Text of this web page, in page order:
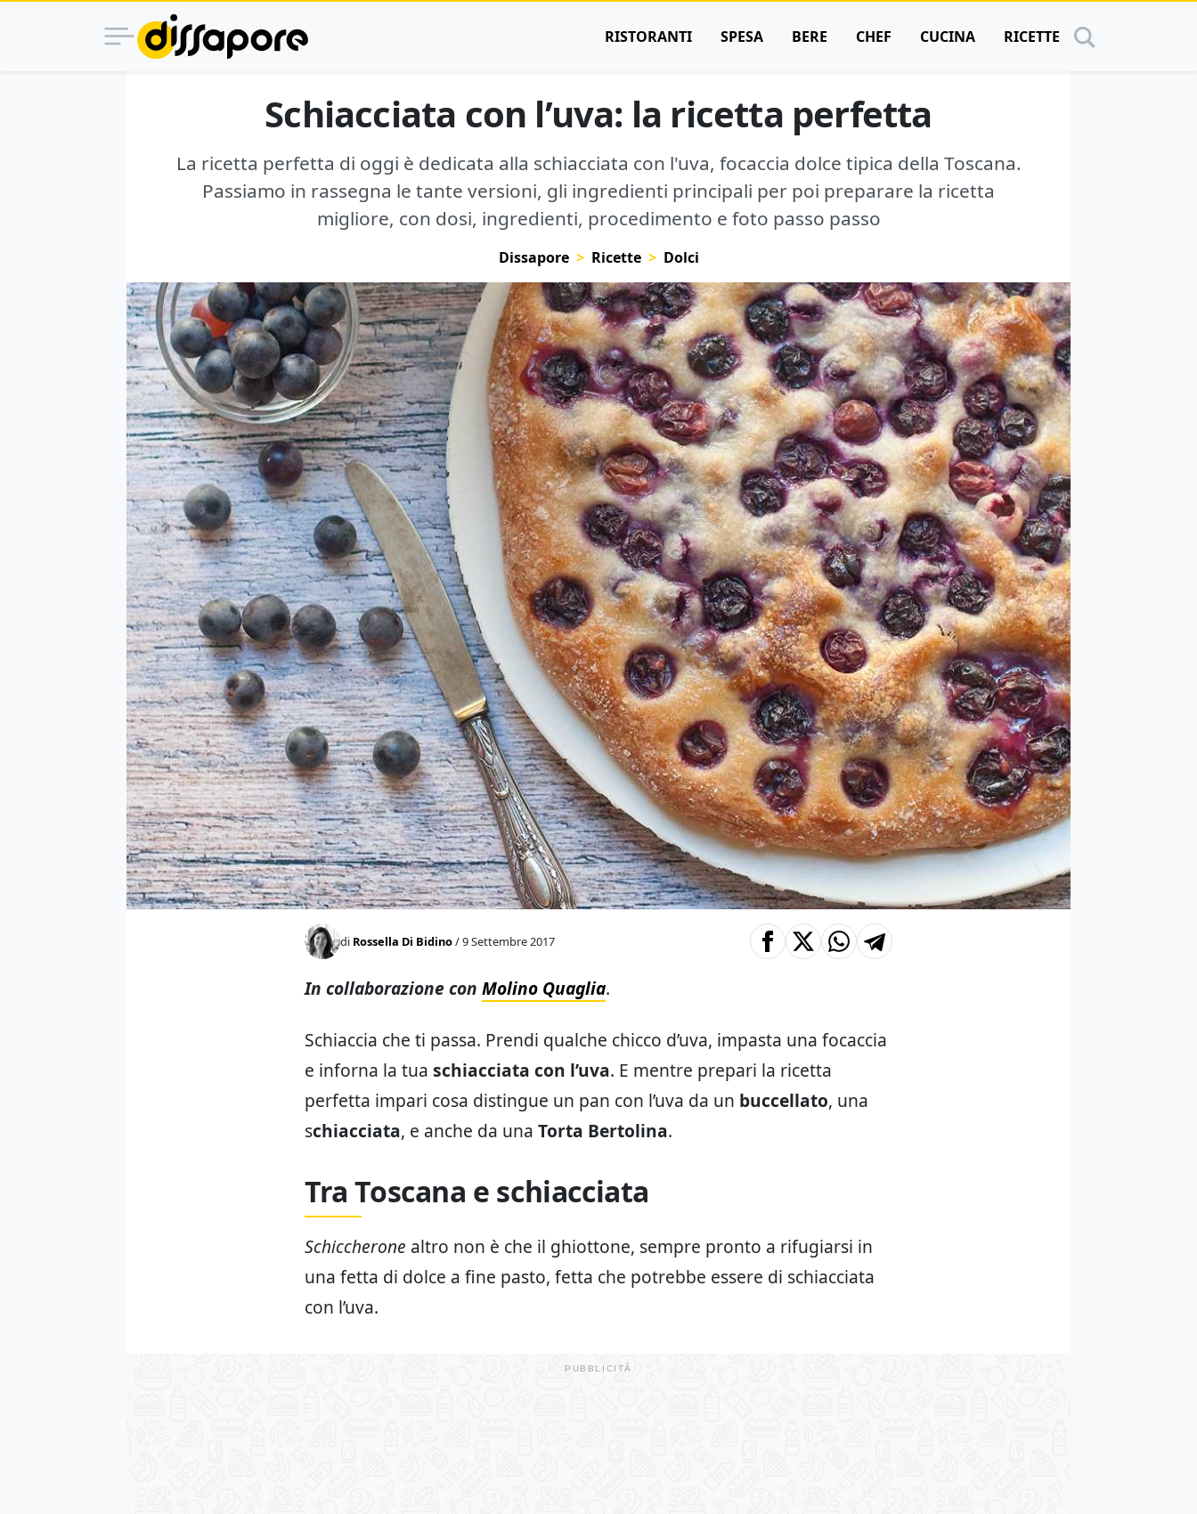
RISTORANTI SPESA BERE CHEF CUCINA RICETTE
Schiacciata con l’uva: la ricetta perfetta
La ricetta perfetta di oggi è dedicata alla schiacciata con l'uva, focaccia dolce tipica della Toscana.
Passiamo in rassegna le tante versioni, gli ingredienti principali per poi preparare la ricetta
migliore, con dosi, ingredienti, procedimento e foto passo passo
Dissapore Ricette Dolci
di Rossella Di Bidino/ 9 Settembre 2017
In collaborazione con Molino Quaglia.
Schiaccia che ti passa. Prendi qualche chicco d’uva, impasta una focaccia
e inforna la tua schiacciata con l’uva. E mentre prepari la ricetta
perfetta impari cosa distingue un pan con l’uva da un buccellato, una
schiacciata, e anche da una Torta Bertolina.
Tra Toscana e schiacciata
Schiccherone altro non è che il ghiottone, sempre pronto a rifugiarsi in
una fetta di dolce a fine pasto, fetta che potrebbe essere di schiacciata
con l’uva.